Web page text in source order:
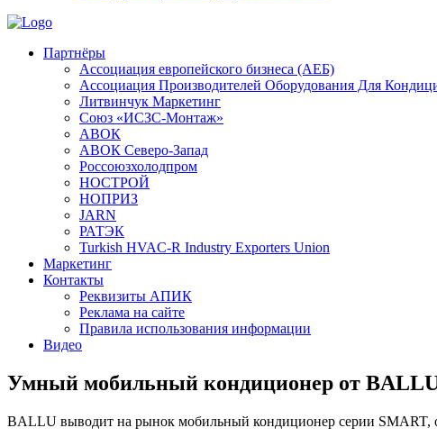
Партнёры
Ассоциация европейского бизнеса (АЕБ)
Aссоциация Производителей Оборудования Для
Литвинчук Маркетинг
Союз «ИСЗС-Монтаж»
АВОК
АВОК Северо-Запад
Россоюзхолодпром
НОСТРОЙ
НОПРИЗ
JARN
РАТЭК
Turkish HVAC-R Industry Exporters Union
Маркетинг
Контакты
Реквизиты АПИК
Реклама на сайте
Правила использования информации
Видео
Умный мобильный кондиционер от
BALLU выводит на рынок мобильный кондиционер серии SMART,